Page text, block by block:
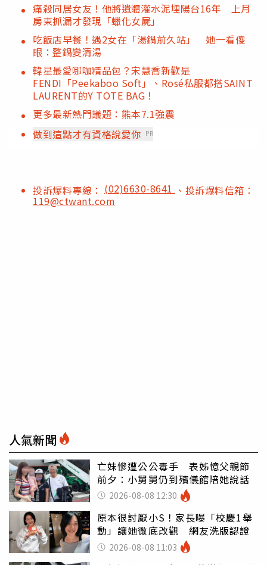
痛殺同居女友！他將遺體灌水泥埋陽台16年 上月
房東抓漏才發現「蠟化女屍」
吃飯店早餐！遇2女在「湯鍋前久站」 她一看傻
眼：整鍋變清湯
韓星最愛哪咖精品包？宋慧喬新歡是
FENDI「Peekaboo Soft」、Rosé私服都搭SAINT
LAURENT的Y TOTE BAG！
更多最新熱門議題：熊本7.1強震
做到這點才有資格說愛你 PR
投訴爆料專線： (02)6630-8641 、投訴爆料信箱：
119@ctwant.com
人氣新聞
亡妹慘遭公公毒手 表姊憶父親節
前夕：小舅舅仍到殯儀館陪她說話
2026-08-08 12:30
原本很討厭小S！家長曝「校慶1舉
動」讓她徹底改觀 網友洗版認證
2026-08-08 11:03